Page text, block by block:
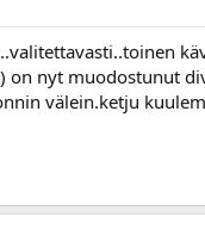
on nyt muodostunut
välein.ketju